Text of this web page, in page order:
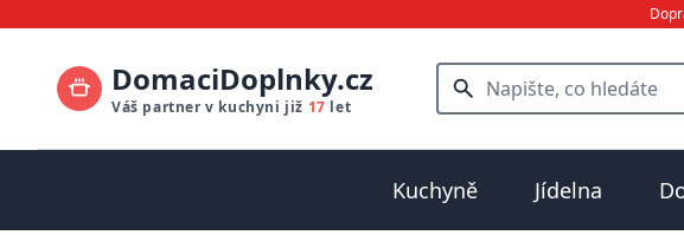
DomaciDoplnky.cz
Váš partner v kuchyni již 17 let
Kuchyně Jídelna